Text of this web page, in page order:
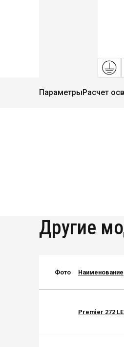
ПараметрыРасчет
Другие
Фото Наименование
Premier 272